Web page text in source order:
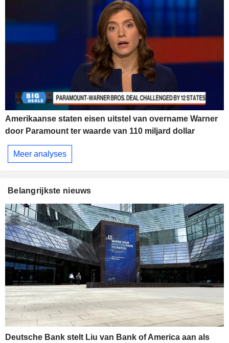
Amerikaanse staten eisen uitstel van overname Warner
door Paramount ter waarde van 110 miljard dollar
Meer analyses
Belangrijkste nieuws
Deutsche Bank stelt Liu van Bank of America aan als